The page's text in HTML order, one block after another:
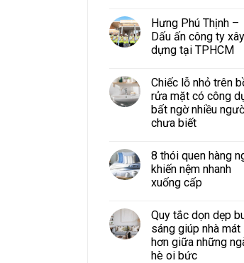
Hưng Phú Thịnh –
Dấu ấn công ty xây
dựng tại TPHCM
Chiếc lỗ nhỏ trên
rửa mặt có công
bất ngờ nhiều
chưa biết
8 thói quen hàng
khiến nệm nhanh
xuống cấp
Quy tắc dọn dẹp
sáng giúp nhà mát
hơn giữa những
hè oi bức